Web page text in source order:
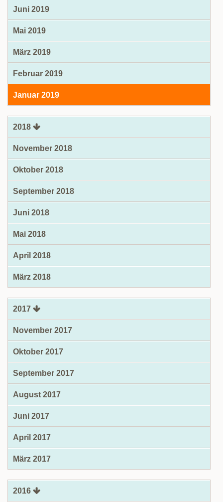
Juni 2019
Mai 2019
März 2019
Februar 2019
Januar 2019
2018
November 2018
Oktober 2018
September 2018
Juni 2018
Mai 2018
April 2018
März 2018
2017
November 2017
Oktober 2017
September 2017
August 2017
Juni 2017
April 2017
März 2017
2016